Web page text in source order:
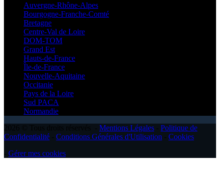
Auvergne-Rhône-Alpes
Bourgogne-Franche-Comté
Bretagne
Centre-Val de Loire
DOM-TOM
Grand Est
Hauts-de-France
Île-de-France
Nouvelle-Aquitaine
Occitanie
Pays de la Loire
Sud PACA
Normandie
Mentions Légales
Politique de
Confidentialité
Conditions Générales d'Utilisation
Cookies
Gérer mes cookies